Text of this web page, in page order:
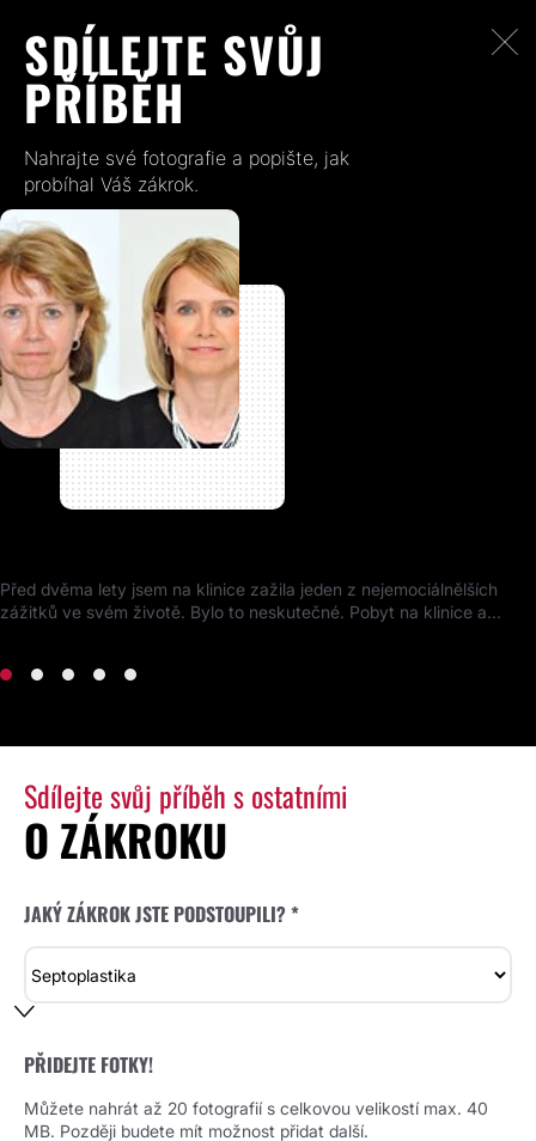
SDÍLEJTE SVŮJ
PŘÍBĚH
Nahrajte své fotografie a popište, jak
probíhal Váš zákrok.
Před dvěma lety jsem na klinice zažila jeden z nejemociálnělších
zážitků ve svém životě. Bylo to neskutečné. Pobyt na klinice a...
Sdílejte svůj příběh s ostatními
O ZÁKROKU
JAKÝ ZÁKROK JSTE PODSTOUPILI? *
PŘIDEJTE FOTKY!
Můžete nahrát až 20 fotografií s celkovou velikostí max. 40
MB. Později budete mít možnost přidat další.